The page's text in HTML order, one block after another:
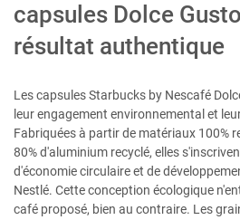
capsules Dolce
résultat authentique
Les capsules Starbucks by Nescafé
leur engagement environnemental et
Fabriquées à partir de matériaux 100%
80% d'aluminium recyclé, elles
d'économie circulaire et de
Nestlé. Cette conception écologique
café proposé, bien au contraire. Les